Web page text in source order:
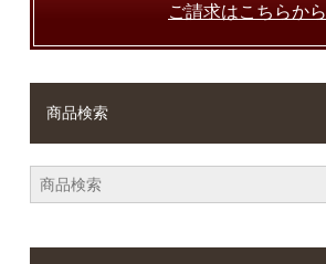
ご請求はこちらから
商品検索